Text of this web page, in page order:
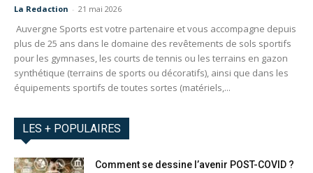
La Redaction - 21 mai 2026
Auvergne Sports est votre partenaire et vous accompagne depuis
plus de 25 ans dans le domaine des revêtements de sols sportifs
pour les gymnases, les courts de tennis ou les terrains en gazon
synthétique (terrains de sports ou décoratifs), ainsi que dans les
équipements sportifs de toutes sortes (matériels,...
LES + POPULAIRES
Comment se dessine l’avenir POST-COVID ?